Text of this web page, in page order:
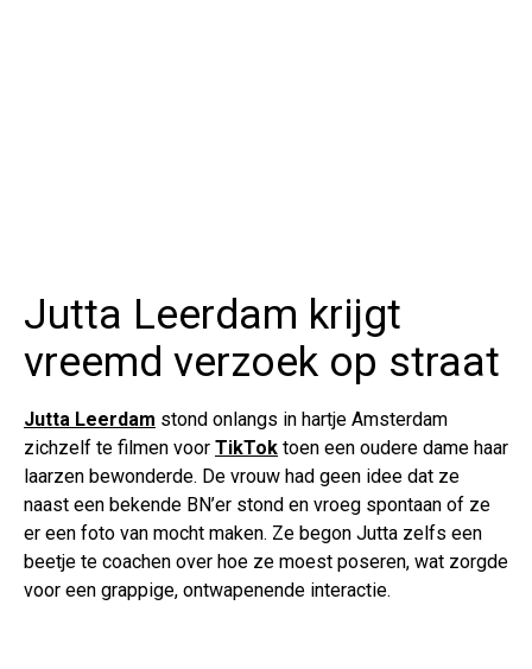
Jutta Leerdam krijgt
vreemd verzoek op straat
Jutta Leerdam stond onlangs in hartje Amsterdam
zichzelf te filmen voor TikTok toen een oudere dame haar
laarzen bewonderde. De vrouw had geen idee dat ze
naast een bekende BN’er stond en vroeg spontaan of ze
er een foto van mocht maken. Ze begon Jutta zelfs een
beetje te coachen over hoe ze moest poseren, wat zorgde
voor een grappige, ontwapenende interactie.